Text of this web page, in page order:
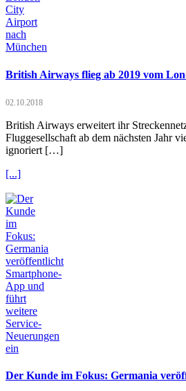
British Airways flieg ab 2019 vom
02.10.2018
British Airways erweitert ihr
Fluggesellschaft ab dem nächsten Jahr
ignoriert […]
[...]
Der Kunde im Fokus: Germania